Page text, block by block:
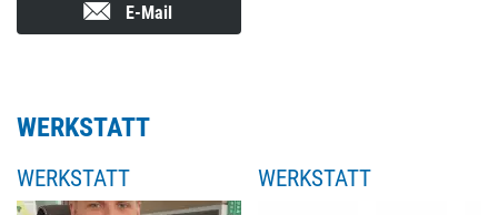
E-Mail
WERKSTATT
WERKSTATT WERKSTATT